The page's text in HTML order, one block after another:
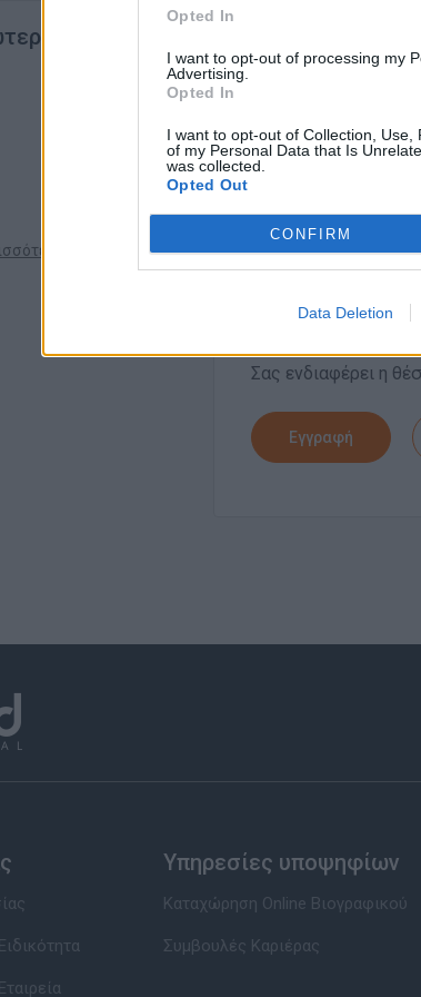
Opted In
I want to opt-out of processing my
Advertising.
Opted In
I want to opt-out of Collection,
of my Personal Data that Is
was collected.
Opted Out
CONFIRM
Data Deletion
χώρες +
Διατροφή
Αίτηση -
Σας ενδιαφέρει η
Εγγραφή
Υπηρεσίες υποψηφίων
Καταχώρηση Online Βιογραφικού
Συμβουλές Καριέρας